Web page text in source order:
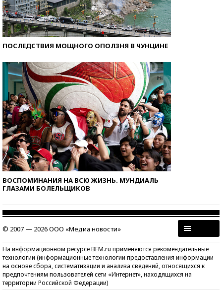
ПОСЛЕДСТВИЯ МОЩНОГО ОПОЛЗНЯ В ЧУНЦИНЕ
ВОСПОМИНАНИЯ НА ВСЮ ЖИЗНЬ. МУНДИАЛЬ
ГЛАЗАМИ БОЛЕЛЬЩИКОВ
© 2007 — 2026 ООО «Медиа новости»
На информационном ресурсе BFM.ru применяются рекомендательные
технологии (информационные технологии предоставления информации
на основе сбора, систематизации и анализа сведений, относящихся к
предпочтениям пользователей сети «Интернет», находящихся на
территории Российской Федерации)